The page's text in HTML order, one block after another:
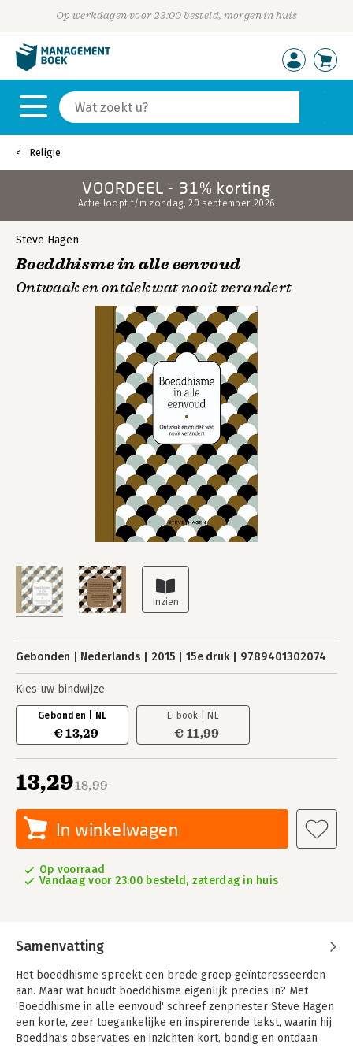
Op werkdagen voor 23:00 besteld, morgen in huis
Religie
VOORDEEL - 31% korting
Actie loopt t/m zondag, 20 september 2026
Steve Hagen
Boeddhisme in alle eenvoud
Ontwaak en ontdek wat nooit verandert
Gebonden Nederlands 2015 15e druk 9789401302074
Kies uw bindwijze
Gebonden | NL
€ 13,29
E-book | NL
€ 11,99
18,99
13,29
In winkelwagen
Op voorraad
Vandaag voor 23:00 besteld, zaterdag in huis
Samenvatting
Het boeddhisme spreekt een brede groep geïnteresseerden
aan. Maar wat houdt boeddhisme eigenlijk precies in? Met
'Boeddhisme in alle eenvoud' schreef zenpriester Steve Hagen
een korte, zeer toegankelijke en inspirerende tekst, waarin hij
Boeddha's observaties en inzichten kort, bondig en ontdaan